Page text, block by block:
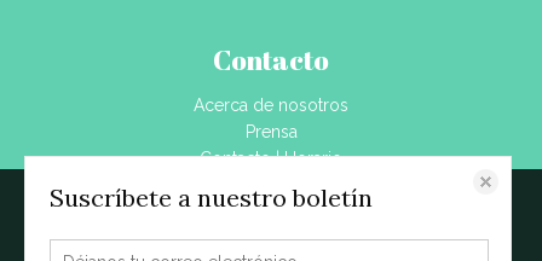
Contacto
Acerca de nosotros
Prensa
Contacto | Horario
Blog
Este sitio web almacena datos como cookies para habilitar la funcionalidad
Suscríbete a nuestro boletín